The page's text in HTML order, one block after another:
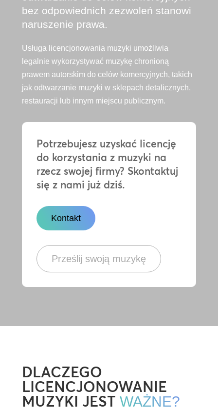
bez odpowiednich zezwoleń stanowi
naruszenie prawa.
Usługa licencjonowania muzyki umożliwia
legalnie wykorzystywać muzykę chronioną
prawem autorskim do celów komercyjnych, takich
jak odtwarzanie muzyki w sklepach detalicznych,
restauracji lub innym miejscu publicznym.
Potrzebujesz uzyskać licencję
do korzystania z muzyki na
rzecz swojej firmy? Skontaktuj
się z nami już dziś.
Kontakt
Prześlij swoją muzykę
DLACZEGO
LICENCJONOWANIE
MUZYKI JEST WAŻNE?